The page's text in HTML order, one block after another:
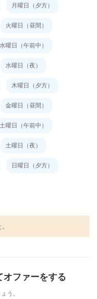
月曜日（夕方）
火曜日（昼間）
水曜日（午前中）
水曜日（夜）
木曜日（夕方）
金曜日（昼間）
土曜日（午前中）
土曜日（夜）
日曜日（夕方）
オファーをする
う。